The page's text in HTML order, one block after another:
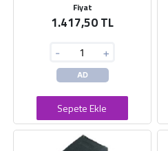
Fiyat
1.417,50 TL
- +
AD
Sepete Ekle